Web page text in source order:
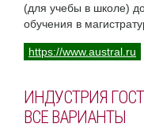
(для учебы в школе)
обучения в
https://www.austral.ru
ИНДУСТРИЯ
ВСЕ ВАРИАНТЫ